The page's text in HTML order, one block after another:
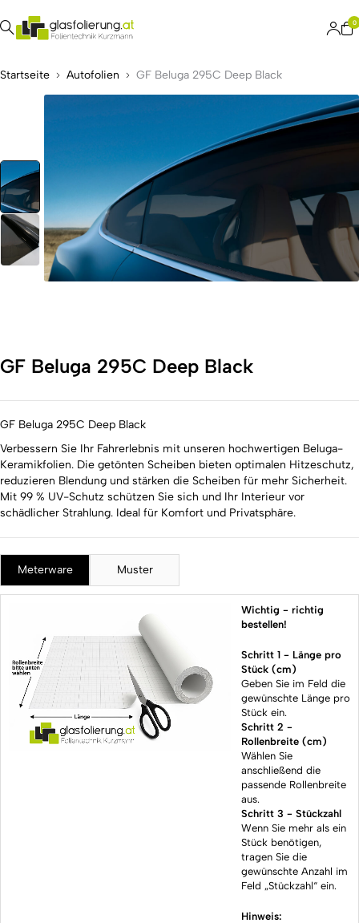
0
Startseite Autofolien GF Beluga 295C Deep Black
GF Beluga 295C Deep Black
GF Beluga 295C Deep Black
Verbessern Sie Ihr Fahrerlebnis mit unseren hochwertigen Beluga-
Keramikfolien. Die getönten Scheiben bieten optimalen Hitzeschutz,
reduzieren Blendung und stärken die Scheiben für mehr Sicherheit.
Mit 99 % UV-Schutz schützen Sie sich und Ihr Interieur vor
schädlicher Strahlung. Ideal für Komfort und Privatsphäre.
Meterware Muster
Wichtig - richtig
bestellen!
Schritt 1 - Länge pro
Stück (cm)
Geben Sie im Feld die
gewünschte Länge pro
Stück ein.
Schritt 2 -
Rollenbreite (cm)
Wählen Sie
anschließend die
passende Rollenbreite
aus.
Schritt 3 - Stückzahl
Wenn Sie mehr als ein
Stück benötigen,
tragen Sie die
gewünschte Anzahl im
Feld „Stückzahl“ ein.
Hinweis: